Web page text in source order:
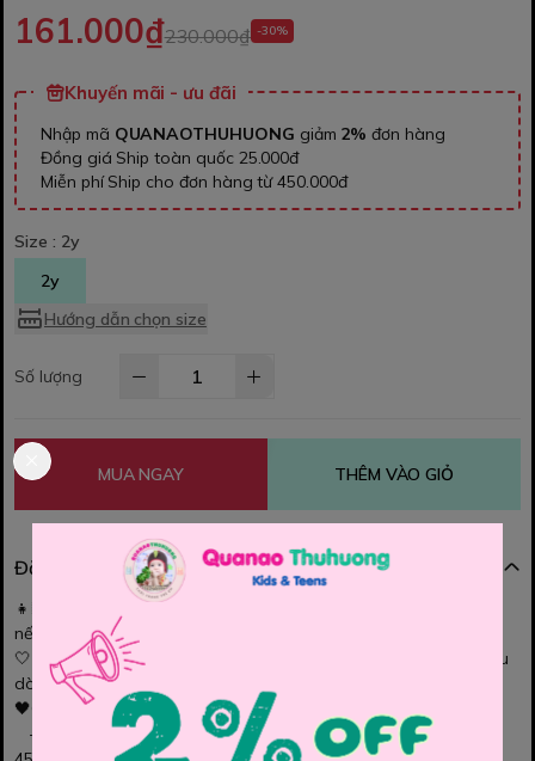
161.000₫230.000₫ -30%
Khuyến mãi - ưu đãi
Nhập mã QUANAOTHUHUONG giảm 2% đơn hàng
Đồng giá Ship toàn quốc 25.000đ
Miễn phí Ship cho đơn hàng từ 450.000đ
Size : 2y
2y
Hướng dẫn chọn size
Số lượng
MUA NGAY THÊM VÀO GIỎ
Đặc điểm nổi bật
👧🏻 Set áo thun đen đính nơ mix cùng chân váy thô trắng xếp
nếp cách điệu cho bé gái
🤍 Bé mặc đi chơi hay đi học đều xinh akk Áo chất cotton 4 chiều
dòng cao cấp, xịn xò nhất
🖤Chân váy (kèm quần) chất tơ nhẹ bẫng, bồng bềnh
- Sze: 2y, 3y, 4y, 5y, 6y, 7y, 8y, 10y, 12y, 14y (Cho bé iu từ 13-